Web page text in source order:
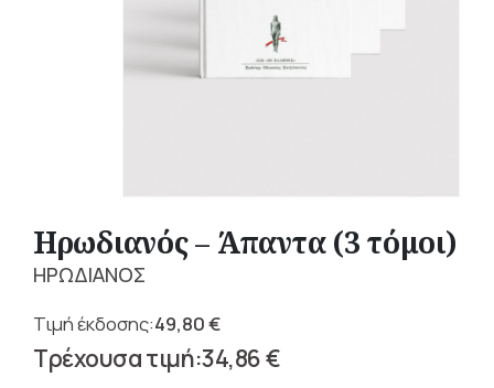
Ηρωδιανός – Άπαντα (3 τόμοι)
ΗΡΩΔΙΑΝΟΣ
49,80€
Original
price 34,86€